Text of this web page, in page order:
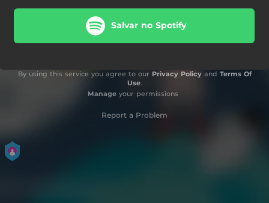
Salvar no Spotify
By using this service you agree to our Privacy Policyand Terms Of
Use.
Manageyour permissions
Report a Problem